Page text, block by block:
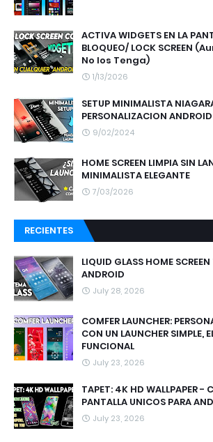
ACTIVA WIDGETS EN LA
BLOQUEO/ LOCK SCREEN
No los Tenga)
1/13/2026
SETUP MINIMALISTA
PERSONALIZACION ANDROID
9/02/2024
HOME SCREEN LIMPIA SIN
MINIMALISTA ELEGANTE
7/03/2026
RECIENTES
LIQUID GLASS HOME
ANDROID
July 28, 2026
COMFER LAUNCHER:
CON UN LAUNCHER SIMPLE,
FUNCIONAL
July 23, 2026
TAPET: 4K HD WALLPAPER -
PANTALLA UNICOS PARA
July 23, 2026